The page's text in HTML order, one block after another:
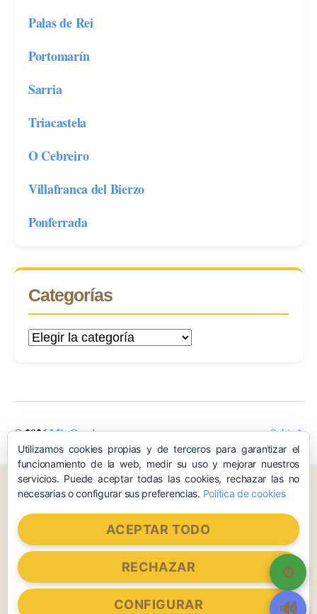
Palas de Rei
Portomarín
Sarria
Triacastela
O Cebreiro
Villafranca del Bierzo
Ponferrada
Categorías
Categorías
© 2026Mis Caminos Subir↑
Utilizamos cookies propias y de terceros para garantizar el
funcionamiento de la web, medir su uso y mejorar nuestros
servicios. Puede aceptar todas las cookies, rechazar las no
necesarias o configurar sus preferencias. Política de cookies
ACEPTAR TODO
RECHAZAR
CONFIGURAR